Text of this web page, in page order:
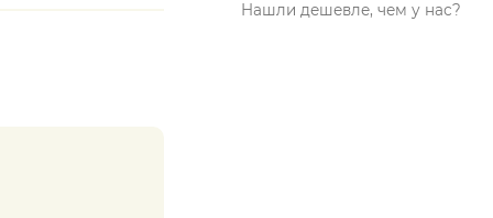
Нашли дешевле, чем у нас?